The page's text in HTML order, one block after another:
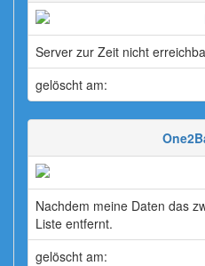
Server zur Zeit nicht
gelöscht am:
Nachdem meine Daten das
Liste entfernt.
gelöscht am: